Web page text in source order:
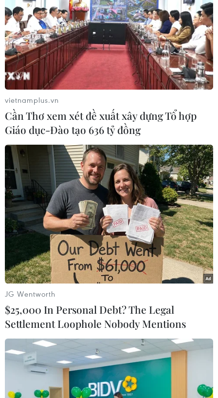
động lực và hoài bão của họ. Việc tham gia sự
kiện này sẽ thúc đẩy các bạn trở thành những
thành viên tích cực, ảnh hưởng hơn trong cộng
đồng, ghi dấu ấn lâu dài tại Việt Nam và trên
thế giới nói chung,” bà cho biết./.
Play
Video
Bài hát "Ai cũng như ai" và màn flashmob sẽ
được biểu diễn trong BridgeFest2020.
(Vietnam+)
vietnamplus.vn
Cần Thơ xem xét đề xuất xây dựng Tổ hợp
Giáo dục-Đào tạo 636 tỷ đồng
JG Wentworth
$25,000 In Personal Debt? The Legal
Settlement Loophole Nobody Mentions